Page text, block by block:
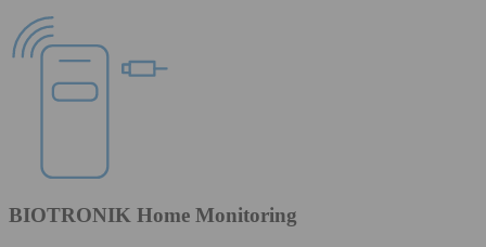
BIOTRONIK Home Monitoring